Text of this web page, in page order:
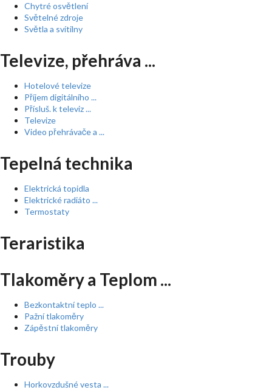
Chytré osvětlení
Světelné zdroje
Světla a svítilny
Televize, přehráva ...
Hotelové televize
Příjem digitálního ...
Přísluš. k televiz ...
Televize
Video přehrávače a ...
Tepelná technika
Elektrická topidla
Elektrické radiáto ...
Termostaty
Teraristika
Tlakoměry a Teplom ...
Bezkontaktní teplo ...
Pažní tlakoměry
Zápěstní tlakoměry
Trouby
Horkovzdušné vesta ...